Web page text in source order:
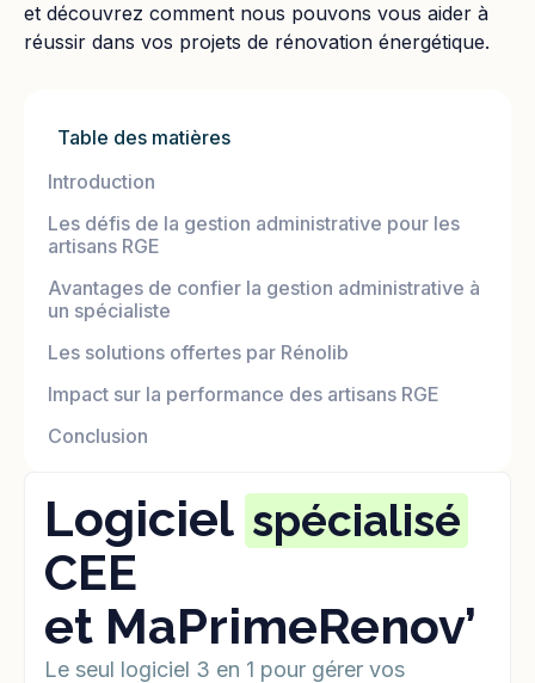
et découvrez comment nous pouvons vous aider à
réussir dans vos projets de rénovation énergétique.
Table des matières
Introduction
Les défis de la gestion administrative pour les
artisans RGE
Avantages de confier la gestion administrative à
un spécialiste
Les solutions offertes par Rénolib
Impact sur la performance des artisans RGE
Conclusion
Logiciel spécialisé
CEE
et MaPrimeRenov’
Le seul logiciel 3 en 1 pour gérer vos